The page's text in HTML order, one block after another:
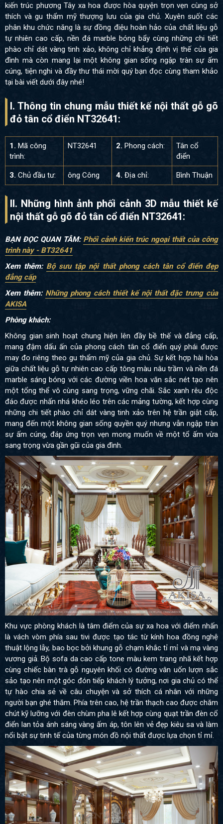
kiến trúc phương Tây xa hoa được hòa quyện trọn vẹn cùng sở
thích và gu thẩm mỹ thượng lưu của gia chủ. Xuyên suốt các
phân khu chức năng là sự đồng điệu hoàn hảo của chất liệu gỗ
tự nhiên cao cấp, nền đá marble bóng bẩy cùng những chi tiết
phào chỉ dát vàng tinh xảo, không chỉ khẳng định vị thế của gia
đình mà còn mang lại một không gian sống ngập tràn sự ấm
cúng, tiện nghi và đầy thư thái mời quý bạn đọc cùng tham khảo
tại bài viết dưới đây nhé!
I. Thông tin chung mẫu thiết kế nội thất gỗ gõ
đỏ tân cổ điển NT32641:
1. Mã công
trình:
NT32641 2. Phong cách:
Tân cổ
điển
3. Chủ đầu tư: ông Công 4. Địa chỉ: Bình Thuận
II. Những hình ảnh phối cảnh 3D mẫu thiết kế
nội thất gỗ gõ đỏ tân cổ điển NT32641:
BẠN ĐỌC QUAN TÂM: Phối cảnh kiến trúc ngoại thất của công
trình này - BT32641
Xem thêm: Bộ sưu tập nội thất phong cách tân cổ điển đẹp
đẳng cấp
Xem thêm: Những phong cách thiết kế nội thất đặc trưng của
AKISA
Phòng khách:
Không gian sinh hoạt chung hiện lên đầy bề thế và đẳng cấp,
mang đậm dấu ấn của phong cách tân cổ điển quý phái được
may đo riêng theo gu thẩm mỹ của gia chủ. Sự kết hợp hài hòa
giữa chất liệu gỗ tự nhiên cao cấp tông màu nâu trầm và nền đá
marble sáng bóng với các đường viền hoa văn sắc nét tạo nên
một tổng thể vô cùng sang trọng, vững chãi. Sắc xanh rêu độc
đáo được nhấn nhá khéo léo trên các mảng tường, kết hợp cùng
những chi tiết phào chỉ dát vàng tinh xảo trên hệ trần giật cấp,
mang đến một không gian sống quyền quý nhưng vẫn ngập tràn
sự ấm cúng, đáp ứng trọn vẹn mong muốn về một tổ ấm vừa
sang trọng vừa gần gũi của gia đình.
Khu vực phòng khách là tâm điểm của sự xa hoa với điểm nhấn
là vách vòm phía sau tivi được tạo tác từ kính hoa đồng nghệ
thuật lộng lẫy, bao bọc bởi khung gỗ chạm khắc tỉ mỉ và mạ vàng
vương giả. Bộ sofa da cao cấp tone màu kem trang nhã kết hợp
cùng chiếc bàn trà gỗ nguyên khối có đường vân uốn lượn sắc
sảo tạo nên một góc đón tiếp khách lý tưởng, nơi gia chủ có thể
tự hào chia sẻ về câu chuyện và sở thích cá nhân với những
người bạn ghé thăm. Phía trên cao, hệ trần thạch cao được chăm
chút kỹ lưỡng với đèn chùm pha lê kết hợp cùng quạt trần đèn cổ
điển lan tỏa ánh sáng vàng ấm áp, tôn lên vẻ đẹp kiêu sa và làm
nổi bật sự tinh tế của từng món đồ nội thất được lựa chọn tỉ mỉ.